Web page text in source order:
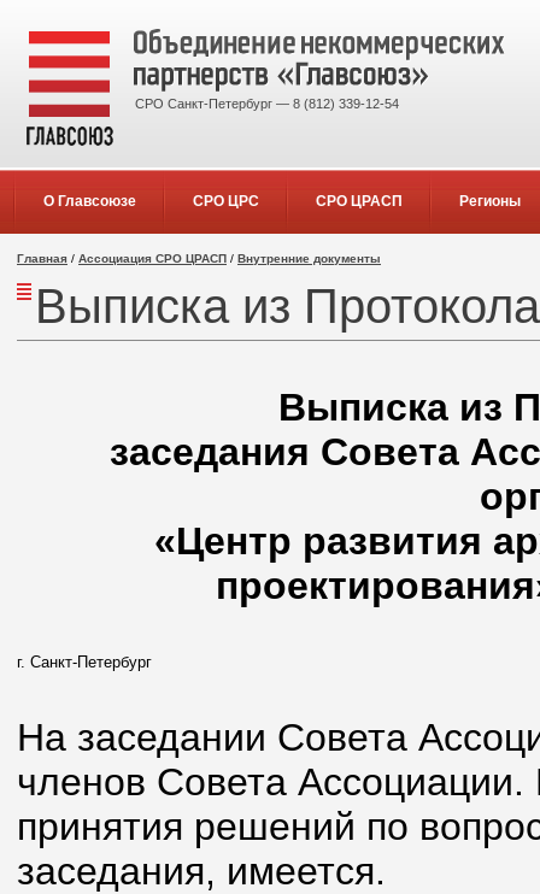
СРО Санкт-Петербург — 8 (812) 339-12-54
О Главсоюзе СРО ЦРС СРО ЦРАСП Регионы
Главная / Ассоциация СРО ЦРАСП / Внутренние документы
Выписка из
Выписка из
заседания Совета
«Центр развития
г. Санкт-Петербург
На заседании Совета
членов Совета
принятия решений по
заседания, имеется.